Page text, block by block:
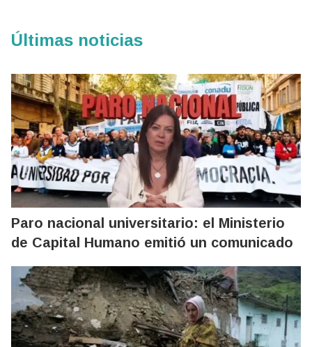
Últimas noticias
Paro nacional universitario: el Ministerio
de Capital Humano emitió un comunicado